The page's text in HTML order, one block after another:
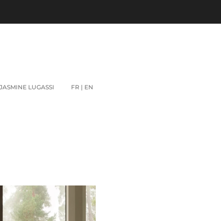
LUGASSI FR | EN